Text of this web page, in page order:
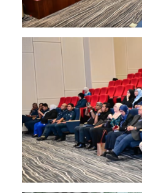
Image